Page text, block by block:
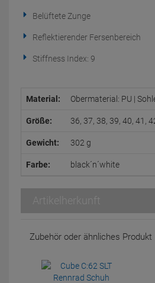
Belüftete Zunge
Reflektierender Fersenbereich
Stiffness Index: 9
Material: Obermaterial: PU |
Größe: 36, 37, 38, 39, 40, 41,
Gewicht: 302 g
Farbe: black´n´white
Artikelherkunft
Zubehör oder ähnliches Produkt